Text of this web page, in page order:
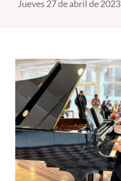
Jueves 27 de abril de 2023